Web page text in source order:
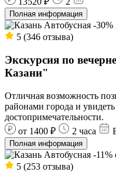
Полная информация
Автобусная -30%
5 (346 отзыва)
Экскурсия по
Казани"
Отличная возможность
районами города и
достопримечательности.
от 1400 ₽
2 часа
Полная информация
Автобусная -11%
5 (253 отзыва)